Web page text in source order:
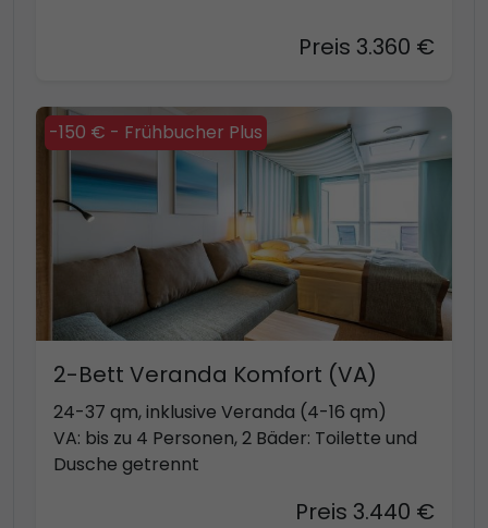
Preis 3.360 €
-150 € - Frühbucher Plus
2-Bett Veranda Komfort (VA)
24-37 qm, inklusive Veranda (4-16 qm)
VA: bis zu 4 Personen, 2 Bäder: Toilette und
Dusche getrennt
Preis 3.440 €